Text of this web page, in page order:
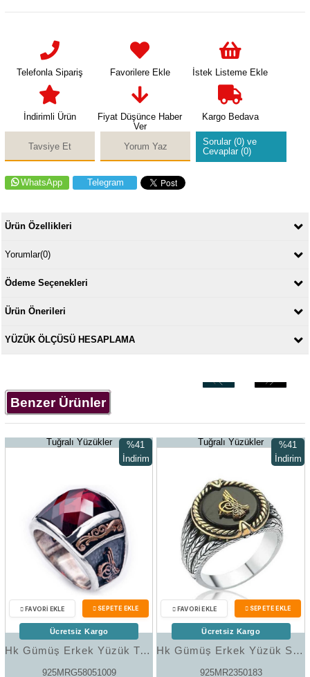
Telefonla Sipariş Favorilere Ekle İstek Listeme Ekle
İndirimli Ürün
Fiyat Düşünce Haber
Ver
Kargo Bedava
Tavsiye Et Yorum Yaz
Sorular (0) ve
Cevaplar (0)
WhatsApp Telegram
Ürün Özellikleri
Yorumlar(0)
Ödeme Seçenekleri
Ürün Önerileri
YÜZÜK ÖLÇÜSÜ HESAPLAMA
Benzer Ürünler
Tuğralı Yüzükler
Hk Gümüş Erkek Yüzük Tuğralı |Gümüş Takı Hediyelik Ürünler
925MRG58051009
%41
İndirim
Ücretsiz Kargo
Tuğralı Yüzükler
Hk Gümüş Erkek Yüzük Siyah Taşlı Tuğralı |Gümüş Takı Hediyelik Ürünler
925MR2350183
%41
İndirim
Ücretsiz Kargo
‹ ›